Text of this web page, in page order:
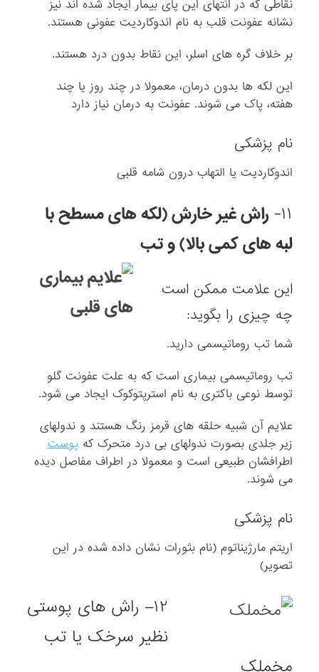
نقاطی که در انتهای این پای بیمار ایجاد شده اند نیز
نشانه عفونت قلب به نام اندوکاردیت عفونی هستند.
بر خلاف گره های اسلر، این نقاط بدون درد هستند.
این لکه ها بدون درمان، معمولا در چند روز یا چند
هفته، پاک می شوند. عفونت به درمان نیاز دارد
نام پزشکی
اندوکاردیت یا التهاب درون شامه قلبی
۱۱- راش غیر خارش (لکه های مسطح با
لبه های کمی بالا) و تب
این علامت ممکن است
چه چیزی را بگوید:
شما تب روماتیسمی دارید.
تب روماتیسمی بیماری است که به علت عفونت گلو
توسط نوعی باکتری به نام استرپتوکوک ایجاد می شود.
علایم آن شبیه حلقه های قرمز رنگ هستند و ندولهای
زیر جلدی بصورت ندولهای بی درد متحرک کهپوست
اطرافشان طبیعی است و معمولا در اطراف مفاصل دیده
می شوند.
نام پزشکی
اریتم مارژیناتوم (نام بثورات نشان داده شده در این
تصویر)
۱۲– راش های پوستی
نظیر سرخک یا تب
مخملک